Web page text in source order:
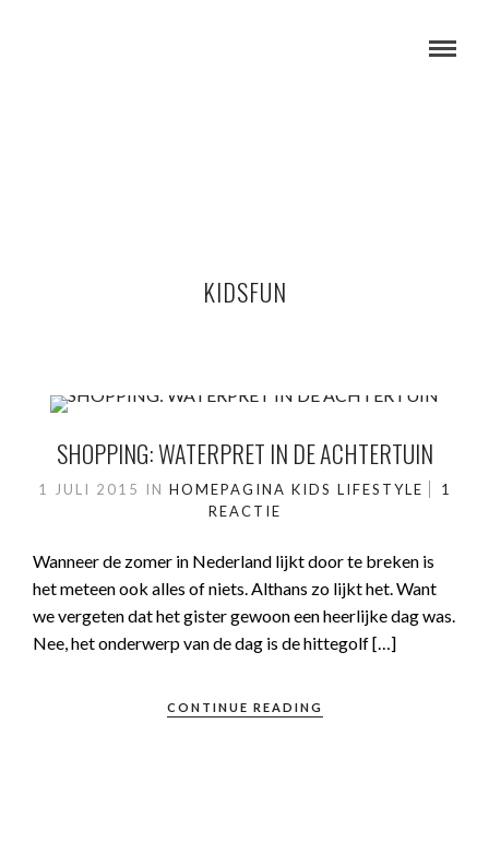
KIDSFUN
SHOPPING: WATERPRET IN DE ACHTERTUIN
1 JULI 2015 IN HOMEPAGINA KIDS LIFESTYLE
1
REACTIE
Wanneer de zomer in Nederland lijkt door te breken is
het meteen ook alles of niets. Althans zo lijkt het. Want
we vergeten dat het gister gewoon een heerlijke dag was.
Nee, het onderwerp van de dag is de hittegolf […]
CONTINUE READING